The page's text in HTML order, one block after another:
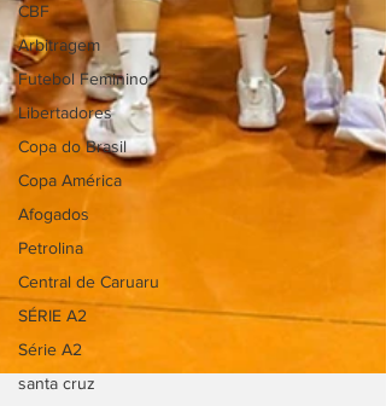
CBF
Arbitragem
Futebol Feminino
Libertadores
Copa do Brasil
Copa América
Afogados
Petrolina
Central de Caruaru
SÉRIE A2
Série A2
santa cruz